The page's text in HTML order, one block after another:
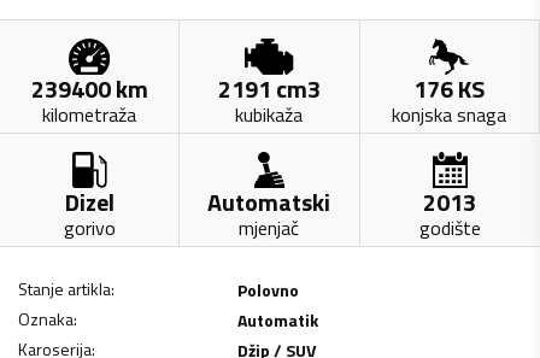
239400km
kilometraža
2191 cm3
kubikaža
176KS
konjska snaga
Dizel
gorivo
Automatski
mjenjač
2013
godište
Stanje artikla:
Polovno
Oznaka:
Automatik
Karoserija:
Džip / SUV